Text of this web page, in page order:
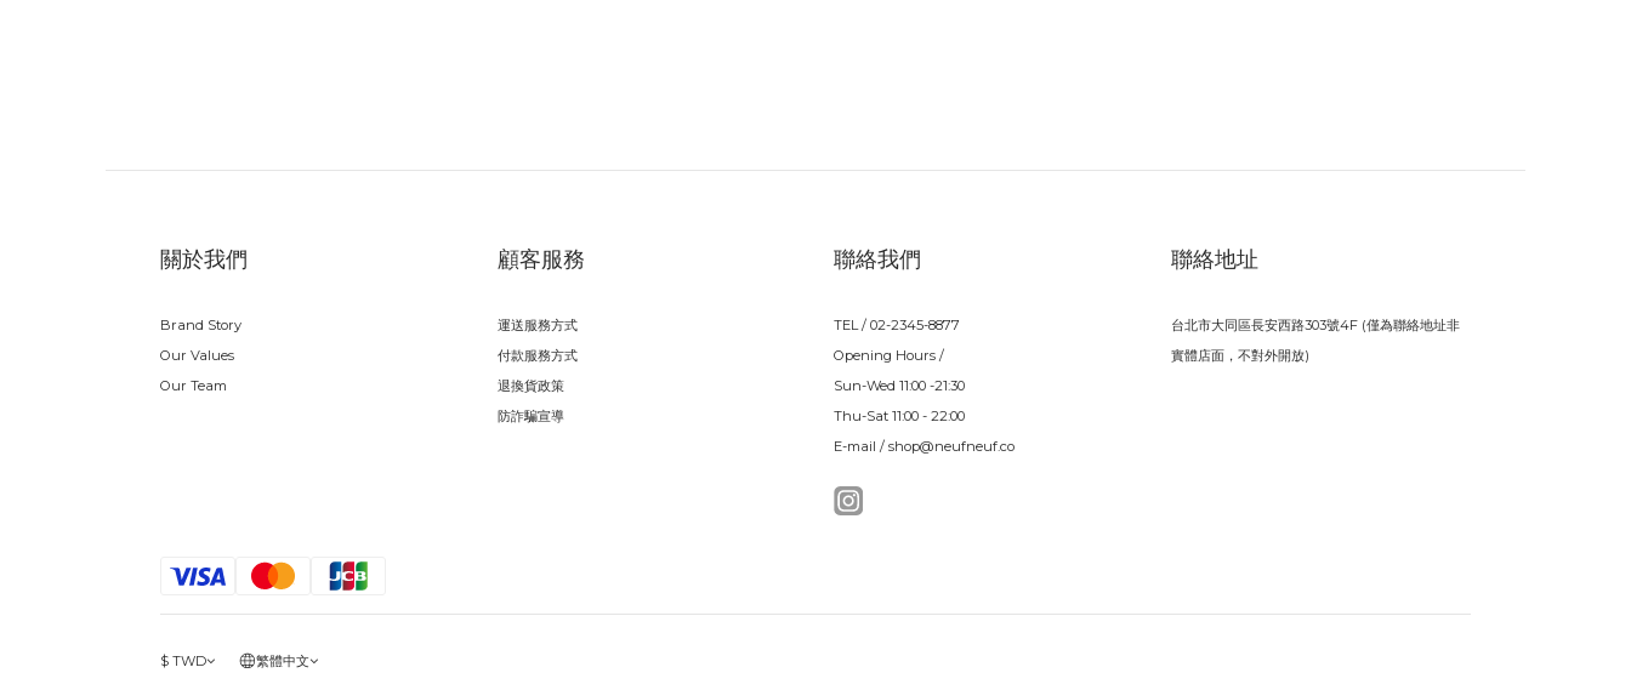
關於我們
Brand Story
Our Values
Our Team
顧客服務
運送服務方式
付款服務方式
退換貨政策
防詐騙宣導
聯絡我們
TEL / 02-2345-8877
Opening Hours /
Sun-Wed 11:00 -21:30
Thu-Sat 11:00 - 22:00
E-mail / shop@neufneuf.co
聯絡地址
台北市大同區長安西路303號4F (僅為聯絡地址非
實體店面，不對外開放)
$ TWD 繁體中文